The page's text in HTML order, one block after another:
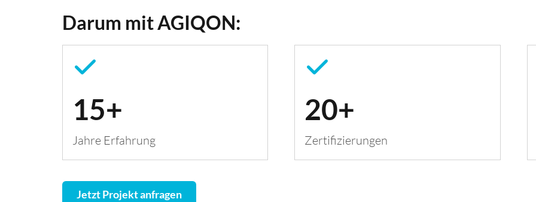
Darum mit AGIQON:
15+
Jahre Erfahrung
20+
Zertifizierungen
Jetzt Projekt anfragen